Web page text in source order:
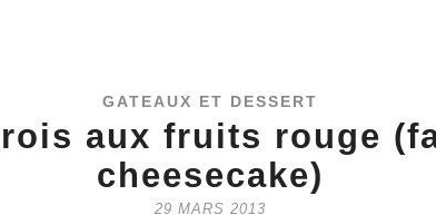
GATEAUX ET DESSERT
aux fruits rouge
cheesecake)
29 MARS 2013